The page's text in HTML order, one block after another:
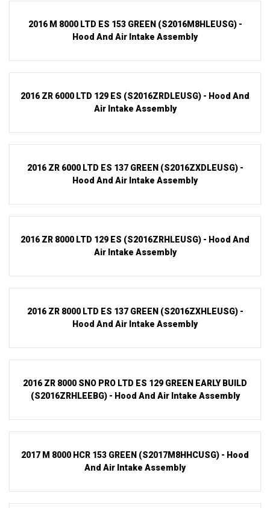
2016 M 8000 LTD ES 153 GREEN (S2016M8HLEUSG) -
Hood And Air Intake Assembly
2016 ZR 6000 LTD 129 ES (S2016ZRDLEUSG) - Hood And
Air Intake Assembly
2016 ZR 6000 LTD ES 137 GREEN (S2016ZXDLEUSG) -
Hood And Air Intake Assembly
2016 ZR 8000 LTD 129 ES (S2016ZRHLEUSG) - Hood And
Air Intake Assembly
2016 ZR 8000 LTD ES 137 GREEN (S2016ZXHLEUSG) -
Hood And Air Intake Assembly
2016 ZR 8000 SNO PRO LTD ES 129 GREEN EARLY BUILD
(S2016ZRHLEEBG) - Hood And Air Intake Assembly
2017 M 8000 HCR 153 GREEN (S2017M8HHCUSG) - Hood
And Air Intake Assembly